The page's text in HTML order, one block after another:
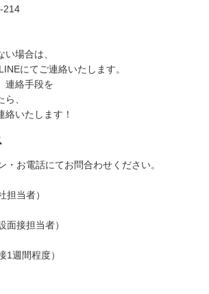
214
場合は、
にてご連絡いたします。
連絡手段を
、
絡いたします！
・お電話にてお問合わせください。
担当者）
面接担当者）
1週間程度）